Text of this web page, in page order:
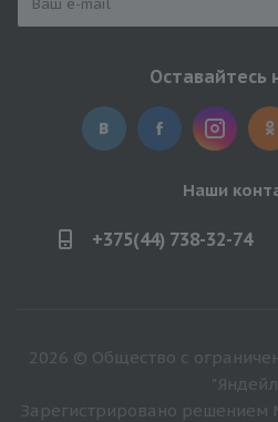
Оставайтесь
Наши
+375(44) 738-32-74
2026 © Общество с
Зарегистрировано решением